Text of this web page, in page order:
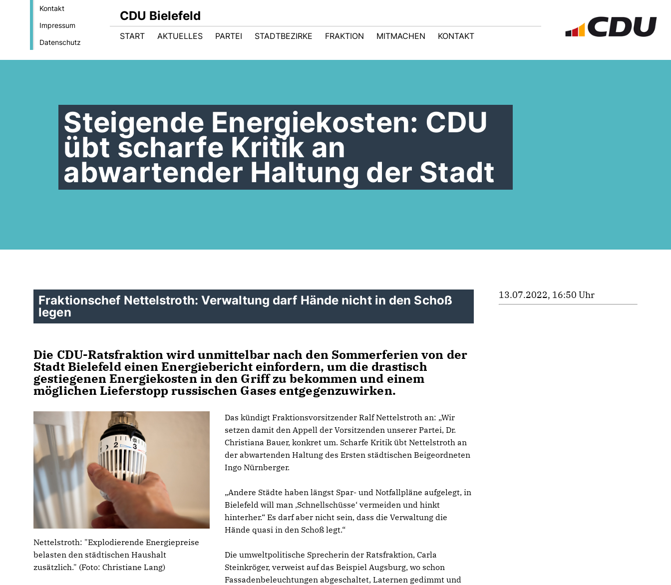
Kontakt
Impressum
Datenschutz
CDU Bielefeld
START AKTUELLES PARTEI STADTBEZIRKE FRAKTION MITMACHEN KONTAKT
Steigende Energiekosten: CDU
übt scharfe Kritik an
abwartender Haltung der Stadt
Fraktionschef Nettelstroth: Verwaltung darf Hände nicht in den Schoß
legen
Die CDU-Ratsfraktion wird unmittelbar nach den Sommerferien von der
Stadt Bielefeld einen Energiebericht einfordern, um die drastisch
gestiegenen Energiekosten in den Griff zu bekommen und einem
möglichen Lieferstopp russischen Gases entgegenzuwirken.
Nettelstroth: "Explodierende Energiepreise
belasten den städtischen Haushalt
zusätzlich." (Foto: Christiane Lang)
Das kündigt Fraktionsvorsitzender Ralf Nettelstroth an: „Wir
setzen damit den Appell der Vorsitzenden unserer Partei, Dr.
Christiana Bauer, konkret um. Scharfe Kritik übt Nettelstroth an
der abwartenden Haltung des Ersten städtischen Beigeordneten
Ingo Nürnberger.
Andere Städte haben längst Spar- und Notfallpläne aufgelegt, in
Bielefeld will man ‚Schnellschüsse‘ vermeiden und hinkt
hinterher.“ Es darf aber nicht sein, dass die Verwaltung die
Hände quasi in den Schoß legt.“
Die umweltpolitische Sprecherin der Ratsfraktion, Carla
Steinkröger, verweist auf das Beispiel Augsburg, wo schon
Fassadenbeleuchtungen abgeschaltet, Laternen gedimmt und
13.07.2022, 16:50 Uhr